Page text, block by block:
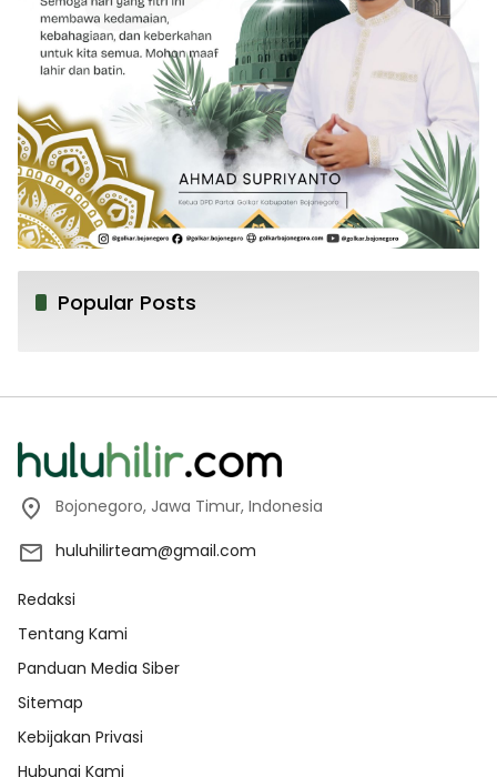
Popular Posts
Bojonegoro, Jawa Timur, Indonesia
huluhilirteam@gmail.com
Redaksi
Tentang Kami
Panduan Media Siber
Sitemap
Kebijakan Privasi
Hubungi Kami